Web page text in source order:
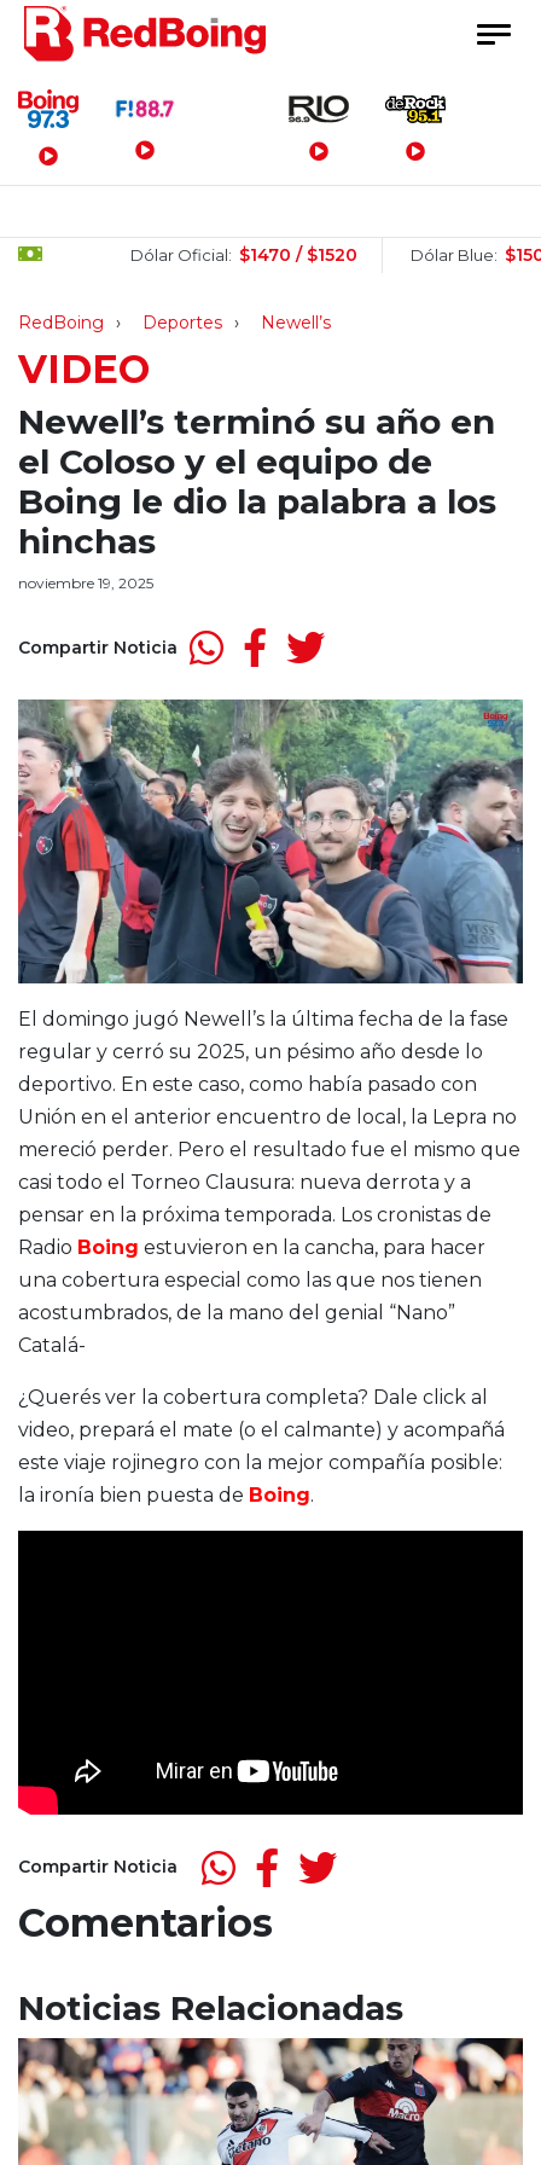
Menú Principal
Dólar Oficial: $1470 / $1520 Dólar Blue: $1505 /
RedBoing Deportes Newell’s
VIDEO
Newell’s terminó su año en
el Coloso y el equipo de
Boing le dio la palabra a los
hinchas
noviembre 19, 2025
Compartir Noticia
El domingo jugó Newell’s la última fecha de la fase
regular y cerró su 2025, un pésimo año desde lo
deportivo. En este caso, como había pasado con
Unión en el anterior encuentro de local, la Lepra no
mereció perder. Pero el resultado fue el mismo que
casi todo el Torneo Clausura: nueva derrota y a
pensar en la próxima temporada. Los cronistas de
Radio Boing estuvieron en la cancha, para hacer
una cobertura especial como las que nos tienen
acostumbrados, de la mano del genial “Nano”
Catalá-
¿Querés ver la cobertura completa? Dale click al
video, prepará el mate (o el calmante) y acompañá
este viaje rojinegro con la mejor compañía posible:
la ironía bien puesta de Boing.
Compartir Noticia
Comentarios
Noticias Relacionadas